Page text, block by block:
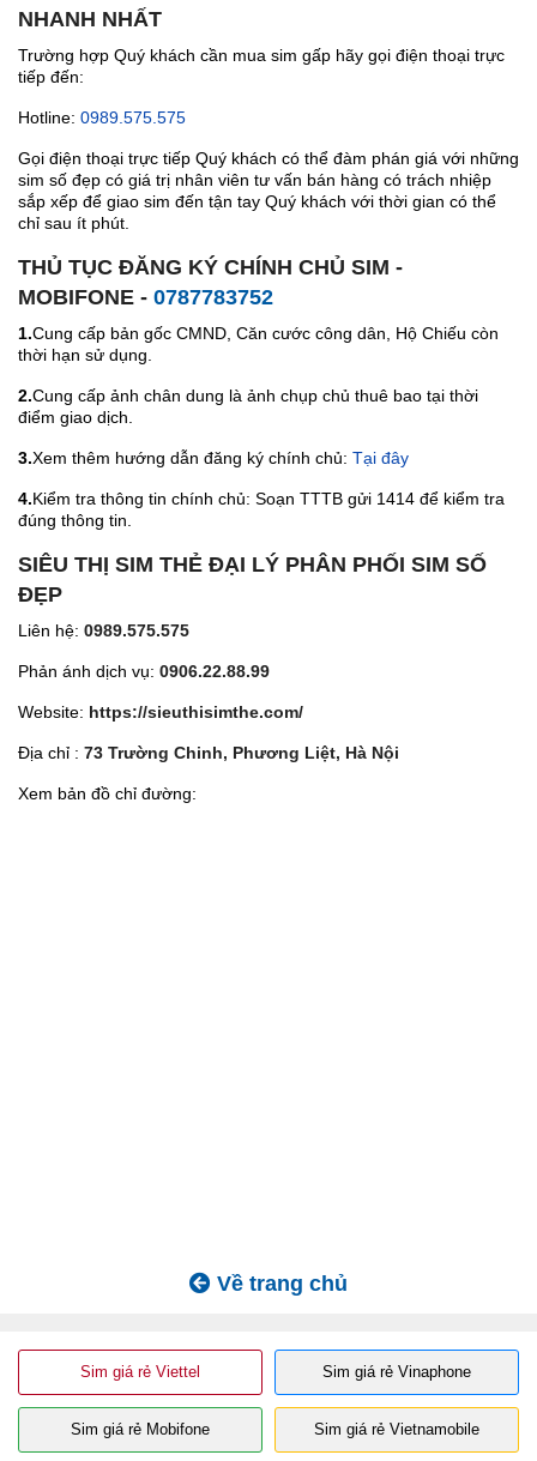
NHANH NHẤT
Trường hợp Quý khách cần mua sim gấp hãy gọi điện thoại trực
tiếp đến:
Hotline: 0989.575.575
Gọi điện thoại trực tiếp Quý khách có thể đàm phán giá với những
sim số đẹp có giá trị nhân viên tư vấn bán hàng có trách nhiệp
sắp xếp để giao sim đến tận tay Quý khách với thời gian có thể
chỉ sau ít phút.
THỦ TỤC ĐĂNG KÝ CHÍNH CHỦ SIM -
MOBIFONE - 0787783752
1.Cung cấp bản gốc CMND, Căn cước công dân, Hộ Chiếu còn
thời hạn sử dụng.
2.Cung cấp ảnh chân dung là ảnh chụp chủ thuê bao tại thời
điểm giao dịch.
3.Xem thêm hướng dẫn đăng ký chính chủ: Tại đây
4.Kiểm tra thông tin chính chủ: Soạn TTTB gửi 1414 để kiểm tra
đúng thông tin.
SIÊU THỊ SIM THẺ ĐẠI LÝ PHÂN PHỐI SIM SỐ
ĐẸP
Liên hệ: 0989.575.575
Phản ánh dịch vụ: 0906.22.88.99
Website: https://sieuthisimthe.com/
Địa chỉ : 73 Trường Chinh, Phương Liệt, Hà Nội
Xem bản đồ chỉ đường:
Về trang chủ
Sim giá rẻ Viettel Sim giá rẻ Vinaphone
Sim giá rẻ Mobifone Sim giá rẻ Vietnamobile